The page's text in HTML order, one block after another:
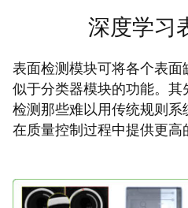
深度学习
表面检测模块可将各个表
似于分类器模块的功能。
检测那些难以用传统规则
在质量控制过程中提供更高